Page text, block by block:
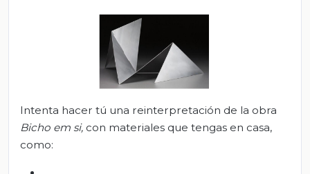
Intenta hacer tú una reinterpretación de la obra
Bicho em si, con materiales que tengas en casa,
como: